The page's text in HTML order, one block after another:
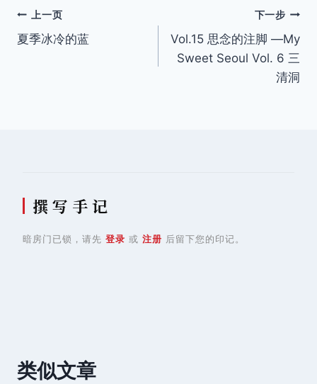
文
章
上一页
夏季冰冷的蓝
下一步
Vol.15 思念的注脚 —My
Sweet Seoul Vol. 6 三
清洞
撰 写 手 记
暗房门已锁，请先 登录 或 注册 后留下您的印记。
类似文章